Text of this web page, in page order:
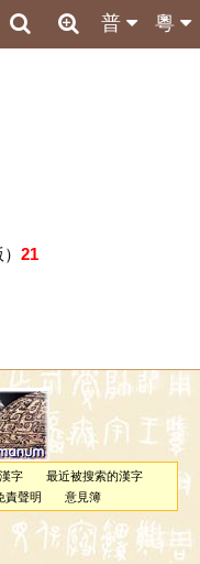
粵
普
21
字
最近被搜索的漢字
責聲明 意見簿